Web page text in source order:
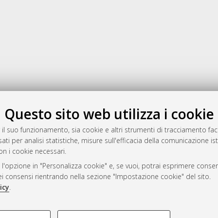
Questo sito web utilizza i cookie
suo funzionamento, sia cookie e altri strumenti di tracciamento
per analisi statistiche, misure sull'efficacia della comunicazione
i cookie necessari.
in "Personalizza cookie" e, se vuoi, potrai esprimere
rientrando nella sezione "Impostazione cookie" del sito.
.
COOKIE TECNICI -
Gestione del documento:
e gestito da
Cookie
sulla privacy
del sito